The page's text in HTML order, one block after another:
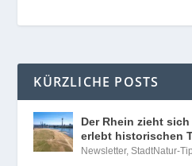
KÜRZLICHE POSTS
Der Rhein zieht
erlebt historischen
Newsletter,StadtNatur-